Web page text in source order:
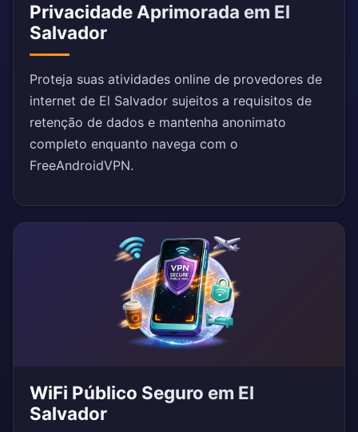
Privacidade Aprimorada em El
Salvador
Proteja suas atividades online de provedores de
internet de El Salvador sujeitos a requisitos de
retenção de dados e mantenha anonimato
completo enquanto navega com o
FreeAndroidVPN.
WiFi Público Seguro em El
Salvador